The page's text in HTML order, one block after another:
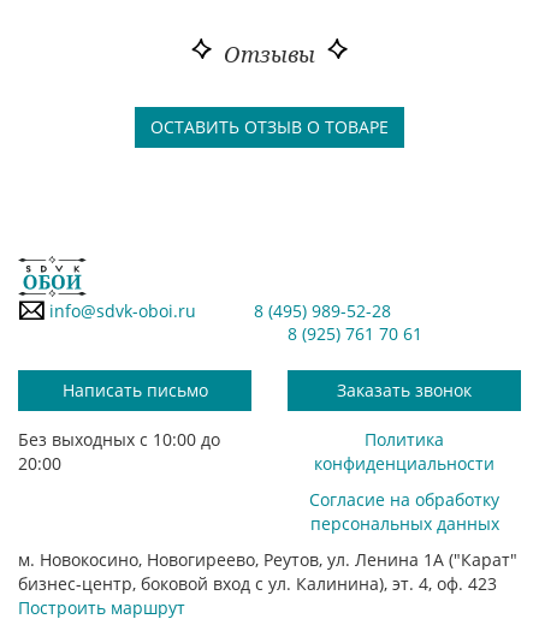
Отзывы
ОСТАВИТЬ ОТЗЫВ О ТОВАРЕ
info@sdvk-oboi.ru
8 (495) 989-52-28
8 (925) 761 70 61
Написать письмо Заказать звонок
Без выходных с 10:00 до
20:00
Политика
конфиденциальности
Согласие на обработку
персональных данных
м. Новокосино, Новогиреево, Реутов, ул. Ленина 1А ("Карат"
бизнес-центр, боковой вход с ул. Калинина), эт. 4, оф. 423
Построить маршрут